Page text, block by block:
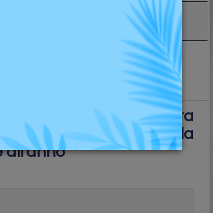
potenzia stabilimento in Spagna
potenzia
in Spagna
di prodotti speciali ora
potenzialità di 500mila